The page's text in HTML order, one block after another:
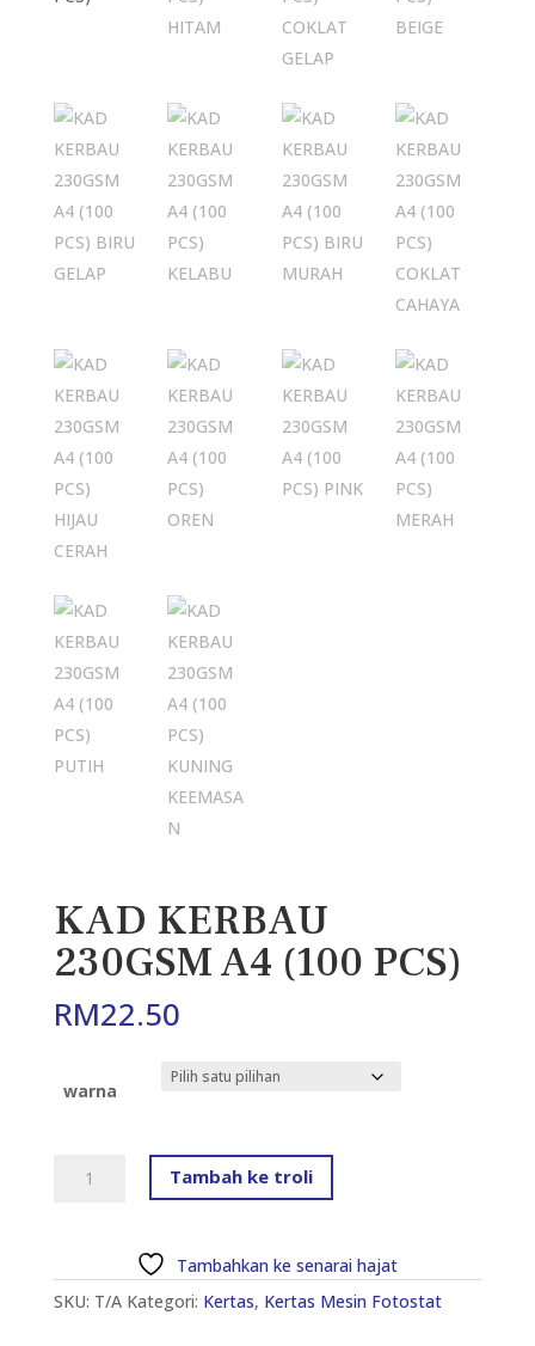
KAD KERBAU
230GSM A4 (100 PCS)
RM22.50
warna
(100
PCS)
Tambah ke troli
Tambahkan ke senarai hajat
SKU: T/A Kategori: Kertas, Kertas Mesin Fotostat